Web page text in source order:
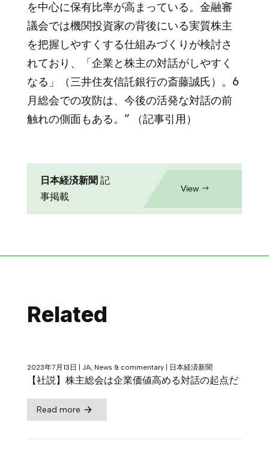
を中心に保有比率が高まっている。金融審
議会では機関投資家の背後にいる実質株主
を把握しやすくする仕組みづくりが検討さ
れており、「企業と株主の対話がしやすく
なる」（三井住友信託銀行の斎藤誠氏）。6
月総会での攻防は、今後の活発な対話の前
触れの側面もある。” （記事引用）
日本経済新聞 記
事掲載
View
Related
2023年7月13日 JA, News & commentary 日本経済新聞
【社説】株主総会は企業価値高める対話の起点だ
Read more